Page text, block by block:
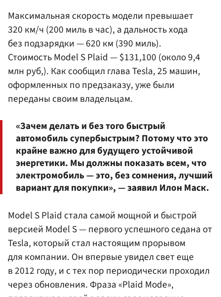
Максимальная скорость модели превышает
320 км/ч (200 миль в час), а дальность хода
без подзарядки — 620 км (390 миль).
Стоимость Model S Plaid — $131,100 (около 9,4
млн руб,). Как сообщил глава Tesla, 25 машин,
оформленных по предзаказу, уже были
переданы своим владельцам.
«Зачем делать и без того быстрый
автомобиль супербыстрым? Потому что это
крайне важно для будущего устойчивой
энергетики. Мы должны показать всем, что
электромобиль — это, без сомнения, лучший
вариант для покупки», — заявил Илон Маск.
Model S Plaid стала самой мощной и быстрой
версией Model S — первого успешного седана от
Tesla, который стал настоящим прорывом
для компании. Он впервые увидел свет еще
в 2012 году, и с тех пор периодически проходил
через обновления. Фраза «Plaid Mode»,